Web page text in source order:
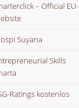
– Official EU-
Suyana
Skills
Ratings kostenlos